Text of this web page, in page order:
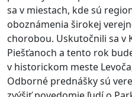
sa v miestach, kde sú
oboznámenia širokej
chorobou. Uskutočnili sa v
Piešťanoch a tento rok
v historickom meste
Odborné prednášky sú